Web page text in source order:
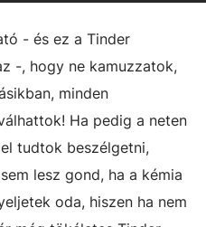
- és ez a Tinder
-, hogy ne kamuzzatok,
minden
Ha pedig a neten
tudtok beszélgetni,
lesz gond, ha a kémia
oda, hiszen ha nem